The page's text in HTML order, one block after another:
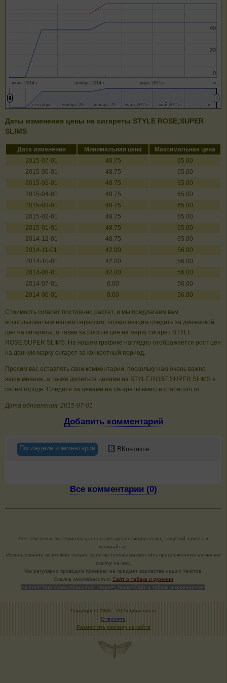
июль 2014 г. ноябрь 2014 г. март 2015 г. и…
0
0
20
20
40
40
сентябрь…
сентябрь… ноябрь 20…
ноябрь 20… январь 20…
январь 20… март 2015 г.
март 2015 г. май 2015 г.
май 2015 г. и…
и…
Даты изменения цены на сигареты STYLE ROSE;SUPER
SLIMS
Дата изменения Минимальная цена
Максимальная цена
2015-07-01
48.75
65.00
2015-06-01
48.75
65.00
2015-05-01
48.75
65.00
2015-04-01
48.75
65.00
2015-03-01
48.75
65.00
2015-02-01
48.75
65.00
2015-01-01
48.75
65.00
2014-12-01
48.75
65.00
2014-11-01
42.00
56.00
2014-10-01
42.00
56.00
2014-08-01
42.00
56.00
2014-07-01
0.00
56.00
2014-06-01
0.00 56.00
Стоимость сигарет постоянно растет, и мы предлагаем вам
воспользоваться нашим сервисом, позволяющим следить за динамикой
цен на сигареты, а также за ростом цен на марку сигарет STYLE
ROSE;SUPER SLIMS. На нашем графике наглядно отображается рост цен
на данную марку сигарет за конкретный период.
Просим вас оставлять свои комментарии, поскольку нам очень важно
ваше мнение, а также делиться ценами на STYLE ROSE;SUPER SLIMS в
своем городе. Следите за ценами на сигареты вместе с tabacum.ru
Дата обновления: 2015-07-01
Добавить комментарий
Последние комментарии ВКонтакте
Все комментарии (0)
Все текстовые материалы данного ресурса находятся под защитой закона о
копирайтах.
Использование возможно только, если вы готовы разместить предложенную активную
ссылку на нас.
Мы регулярно проводим проверки на предмет воровства наших текстов.
Cсылка www.tabacum.ru Сайт о табаке и курении
<a href="http://www.tabacum.ru" target=_blank>Сайт о табаке и курении</a>
Copyright © 2006 - 2026 tabacum.ru
О проекте
Разместить рекламу на сайте